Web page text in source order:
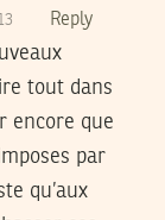
Reply
tout dans
encore que
par
qu’aux